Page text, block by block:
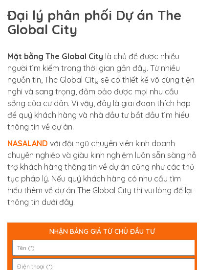
Đại lý phân phối Dự án The
Global City
Mặt bằng The Global City là chủ đề được nhiều
người tìm kiếm trong thời gian gần đây. Từ nhiều
nguồn tin, The Global City sẽ có thiết kế vô cùng tiện
nghi và sang trọng, đảm bảo được mọi nhu cầu
sống của cư dân. Vì vậy, đây là giai đoạn thích hợp
để quý khách hàng và nhà đầu tư bắt đầu tìm hiểu
thông tin về dự án.
NASALAND với đội ngũ chuyên viên kinh doanh
chuyên nghiệp và giàu kinh nghiệm luôn sẵn sàng hỗ
trợ khách hàng thông tin về dự án cũng như các thủ
tục pháp lý. Nếu quý khách hàng có nhu cầu tìm
hiểu thêm về dự án The Global City thì vui lòng để lại
thông tin dưới đây.
NHẬN BẢNG GIÁ TỪ CHỦ ĐẦU TƯ